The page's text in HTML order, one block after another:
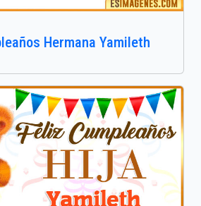
Hermana Yamileth